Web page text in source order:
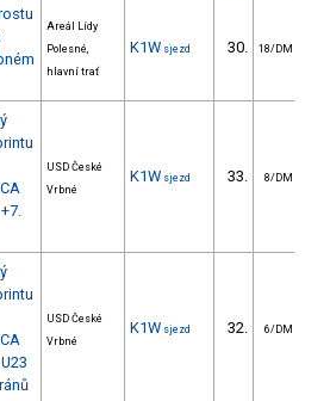
Areál Lídy
Polesné,
hlavní trať
K1W sjezd 30. 18/DM
USD České
Vrbné
K1W sjezd 33. 8/DM
USD České
Vrbné
K1W sjezd 32. 6/DM